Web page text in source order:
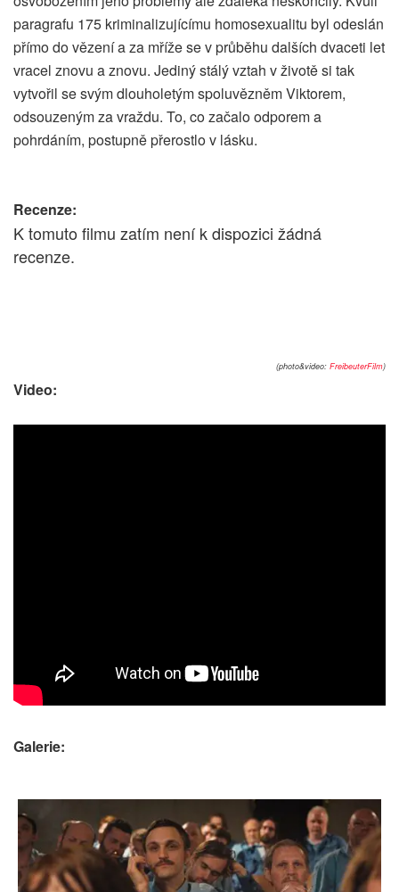
paragrafu 175 kriminalizujícímu homosexualitu byl odeslán
přímo do vězení a za mříže se v průběhu dalších dvaceti let
vracel znovu a znovu. Jediný stálý vztah v životě si tak
vytvořil se svým dlouholetým spoluvězněm Viktorem,
odsouzeným za vraždu. To, co začalo odporem a
pohrdáním, postupně přerostlo v lásku.
Recenze:
K tomuto filmu zatím není k dispozici žádná
recenze.
(photo&video: FreibeuterFilm)
Video:
Galerie: